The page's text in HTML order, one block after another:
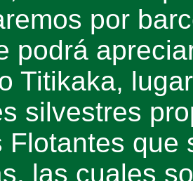
por
podrá
Titikaka,
silvestres
Flotantes que
las cuales